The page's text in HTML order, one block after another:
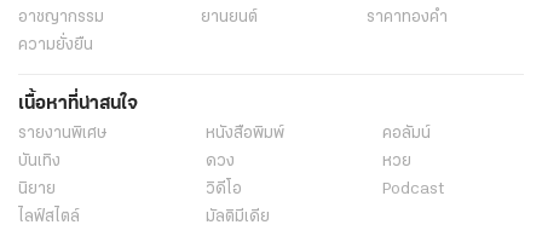
อาชญากรรม
ยานยนต์
ราคาทองคำ
ความยั่งยืน
เนื้อหาที่น่าสนใจ
รายงานพิเศษ หนังสือพิมพ์
คอลัมน์
บันเทิง
ดวง
หวย
นิยาย
วิดีโอ
Podcast
ไลฟ์สไตล์
มัลติมีเดีย